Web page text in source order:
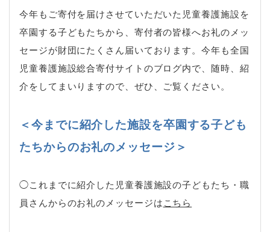
今年もご寄付を届けさせていただいた児童養護施設を
卒園する子どもたちから、寄付者の皆様へお礼のメッ
セージが財団にたくさん届いております。今年も全国
児童養護施設総合寄付サイトのブログ内で、随時、紹
介をしてまいりますので、ぜひ、ご覧ください。
＜今までに紹介した施設を卒園する子ども
たちからのお礼のメッセージ＞
◯これまでに紹介した児童養護施設の子どもたち・職
員さんからのお礼のメッセージはこちら